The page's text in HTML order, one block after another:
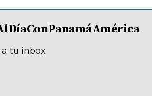
tu inbox